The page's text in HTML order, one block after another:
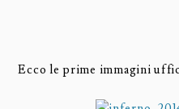
Ecco le prime immagini